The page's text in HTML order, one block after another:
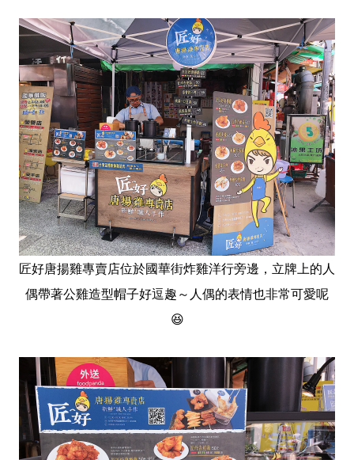
匠好唐揚雞專賣店位於國華街炸雞洋行旁邊，立牌上的人
偶帶著公雞造型帽子好逗趣～人偶的表情也非常可愛呢
😆